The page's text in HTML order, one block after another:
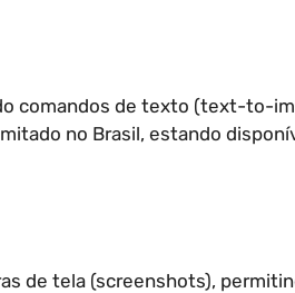
comandos de texto (text-to-
no Brasil, estando
de tela (screenshots),